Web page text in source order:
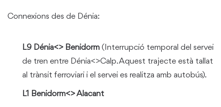
Connexions des de Dénia:
L9 Dénia<> Benidorm (Interrupció temporal del servei
de tren entre Dénia<>Calp. Aquest trajecte està tallat
al trànsit ferroviari i el servei es realitza amb autobús).
L1 Benidorm<> Alacant